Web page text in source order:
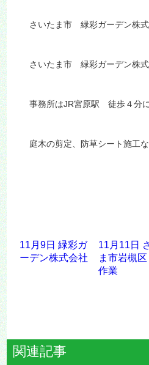
さいたま市 緑彩ガーデン株
さいたま市 緑彩ガーデン株式
事務所はJR宮原駅 徒歩４分に
庭木の剪定、防草シート施工
11月9日 緑彩ガ
ーデン株式会社
11月11日
ま市岩槻
作業
関連記事